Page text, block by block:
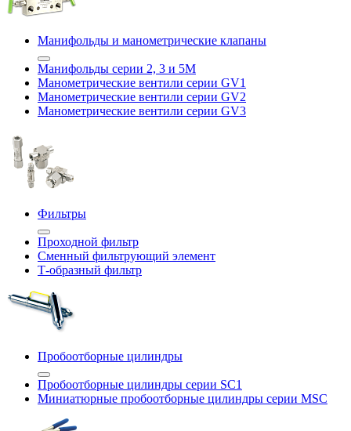
Манифольды и манометрические клапаны
Манифольды серии 2, 3 и 5М
Манометрические вентили серии GV1
Манометрические вентили серии GV2
Манометрические вентили серии GV3
Фильтры
Проходной фильтр
Сменный фильтрующий элемент
Т-образный фильтр
Пробоотборные цилиндры
Пробоотборные цилиндры серии SC1
Миниатюрные пробоотборные цилиндры серии MSC